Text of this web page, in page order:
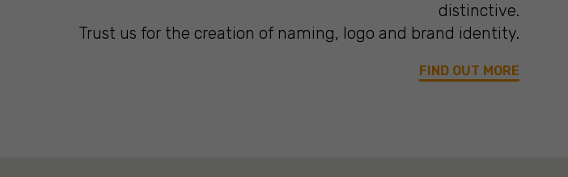
distinctive.
Trust us for the creation of naming, logo and brand identity.
FIND OUT MORE